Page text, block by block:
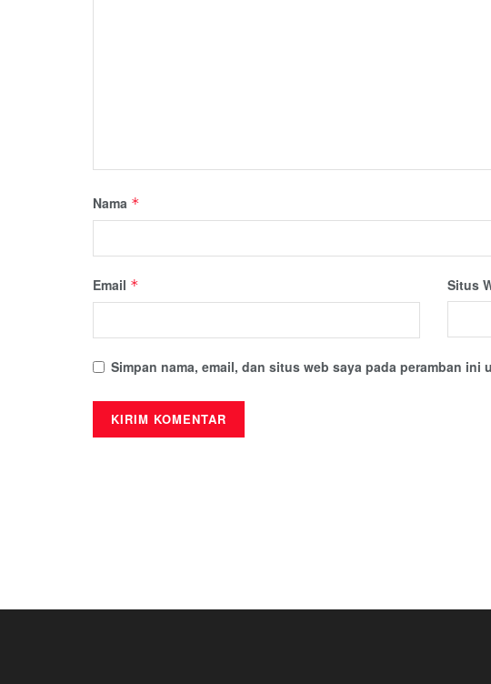
Nama *
Email * Situs
Simpan nama, email, dan situs web saya pada peramban